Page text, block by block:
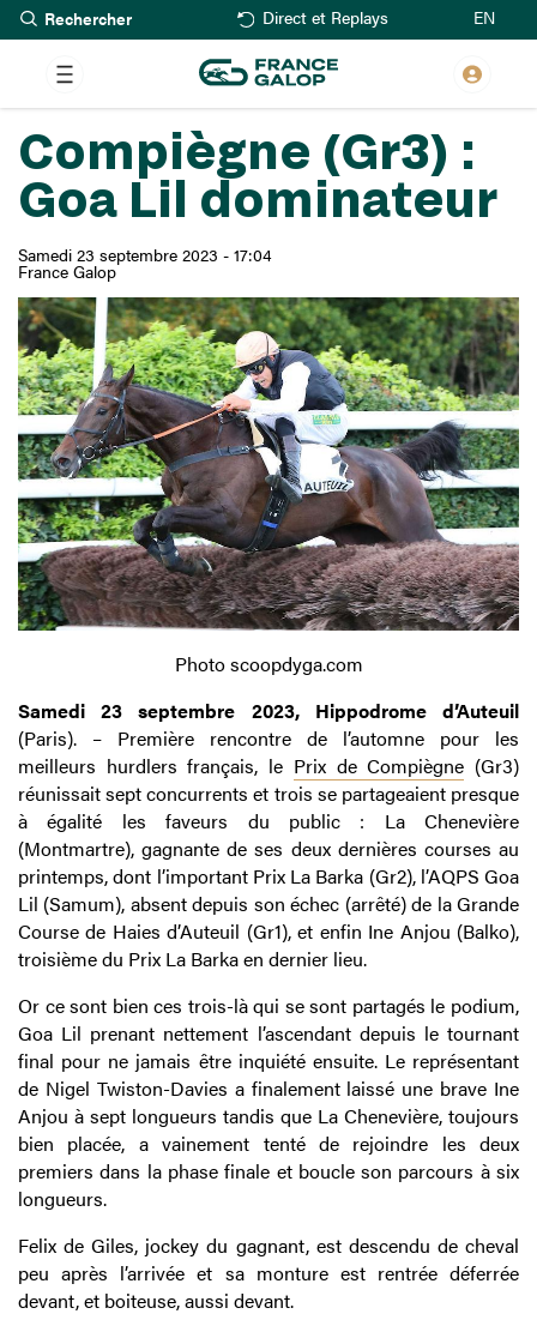
Aller
au
contenu
principal
Rechercher Direct et Replays EN
Compiègne (Gr3) :
Goa Lil dominateur
Samedi 23 septembre 2023 - 17:04
France Galop
Photo scoopdyga.com
Samedi 23 septembre 2023, Hippodrome d’Auteuil
(Paris). – Première rencontre de l’automne pour les
meilleurs hurdlers français, le Prix de Compiègne (Gr3)
réunissait sept concurrents et trois se partageaient presque
à égalité les faveurs du public : La Chenevière
(Montmartre), gagnante de ses deux dernières courses au
printemps, dont l’important Prix La Barka (Gr2), l’AQPS Goa
Lil (Samum), absent depuis son échec (arrêté) de la Grande
Course de Haies d’Auteuil (Gr1), et enfin Ine Anjou (Balko),
troisième du Prix La Barka en dernier lieu.
Or ce sont bien ces trois-là qui se sont partagés le podium,
Goa Lil prenant nettement l’ascendant depuis le tournant
final pour ne jamais être inquiété ensuite. Le représentant
de Nigel Twiston-Davies a finalement laissé une brave Ine
Anjou à sept longueurs tandis que La Chenevière, toujours
bien placée, a vainement tenté de rejoindre les deux
premiers dans la phase finale et boucle son parcours à six
longueurs.
Felix de Giles, jockey du gagnant, est descendu de cheval
peu après l’arrivée et sa monture est rentrée déferrée
devant, et boiteuse, aussi devant.